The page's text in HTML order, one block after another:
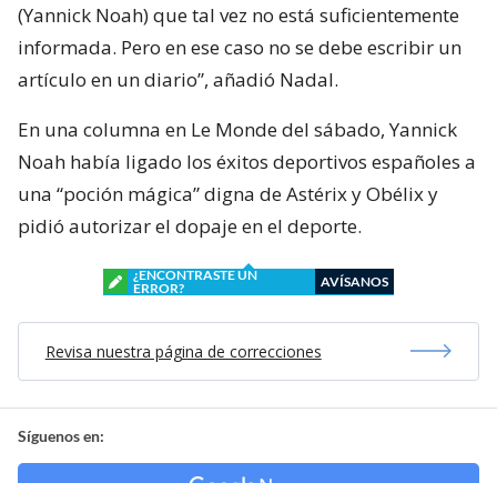
(Yannick Noah) que tal vez no está suficientemente
informada. Pero en ese caso no se debe escribir un
artículo en un diario”, añadió Nadal.
En una columna en Le Monde del sábado, Yannick
Noah había ligado los éxitos deportivos españoles a
una “poción mágica” digna de Astérix y Obélix y
pidió autorizar el dopaje en el deporte.
¿ENCONTRASTE UN
ERROR?
AVÍSANOS
Revisa nuestra página de correcciones
Síguenos en: